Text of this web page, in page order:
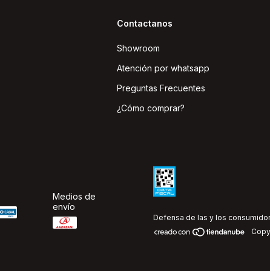
Contactanos
Showroom
Atención por whatsapp
Preguntas Frecuentes
¿Cómo comprar?
Medios de
envío
Defensa de las y los